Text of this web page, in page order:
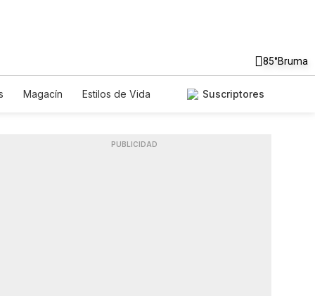
85°Bruma
Magacín
Estilos de Vida
Suscriptores
PUBLICIDAD